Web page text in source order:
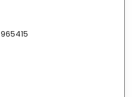
965415